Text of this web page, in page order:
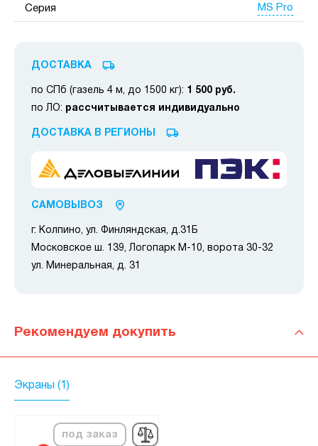
Серия MS Pro
ДОСТАВКА
по СПб (газель 4 м, до 1500 кг): 1 500 руб.
по ЛО: рассчитывается индивидуально
ДОСТАВКА В РЕГИОНЫ
САМОВЫВОЗ
г. Колпино, ул. Финляндская, д.31Б
Московское ш. 139, Логопарк М-10, ворота 30-32
ул. Минеральная, д. 31
Рекомендуем докупить
Экраны (1)
под заказ